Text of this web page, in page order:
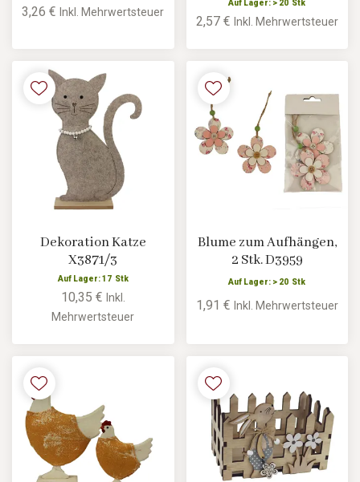
3,26 €Inkl. Mehrwertsteuer
Auf Lager: > 20 Stk
2,57 € Inkl. Mehrwertsteuer
Dekoration Katze
X3871/3
Auf Lager: 17 Stk
10,35 € Inkl.
Mehrwertsteuer
Blume zum Aufhängen,
2 Stk. D3959
Auf Lager: > 20 Stk
1,91 € Inkl. Mehrwertsteuer